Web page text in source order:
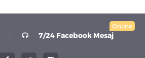
Online
7/24 Facebook Mesaj